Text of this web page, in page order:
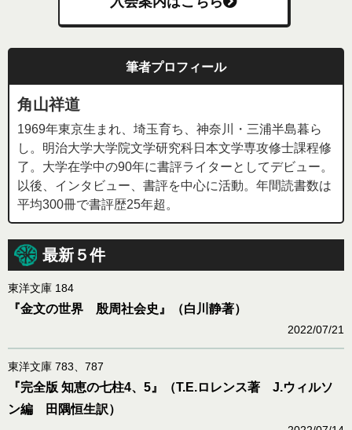
筆者プロフィール
角山祥道
1969年東京生まれ、埼玉育ち、神奈川・三浦半島暮ら
し。明治大学大学院文学研究科日本文学専攻修士課程修
了。大学在学中の90年に書評ライターとしてデビュー。
以後、インタビュー、書評を中心に活動。年間読書数は
平均300冊で書評歴25年超。
最新５件
東洋文庫 184
『金文の世界 殷周社会史』（白川静著）
2022/07/21
東洋文庫 783、787
『完全版 知恵の七柱4、5』（T.E.ロレンス著 J.ウィルソ
ン編 田隅恒生訳）